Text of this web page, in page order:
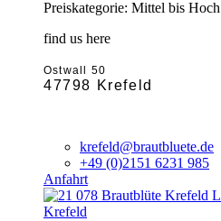
Preiskategorie: Mittel bis Hoch
find us here
Ostwall 50
47798 Krefeld
krefeld@brautbluete.de
+49 (0)2151 6231 985
Anfahrt
Krefeld